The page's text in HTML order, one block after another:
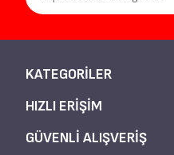
KATEGORILER
HIZLI ERIŞIM
GÜVENLI ALIŞVERIŞ